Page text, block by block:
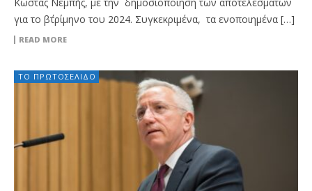
για το β΄τρίμηνο του 2024. Συγκεκριμένα, τα ενοποιημένα […]
READ MORE
ΤΟ ΠΡΩΤΟΣΈΛΙΔΟ